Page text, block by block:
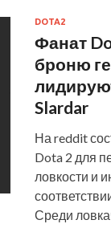
DOTA2
Фанат
броню
Slardar
На reddit
Dota 2 для
ловкости и
Среди